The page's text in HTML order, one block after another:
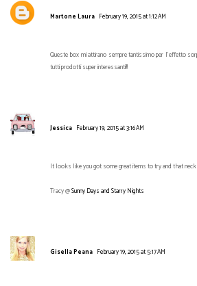
Martone Laura February 19, 2015 at 1:12 AM
Queste box mi attirano sempre tantissimo per l'effetto
tutti prodotti super interessanti!!!
Jessica February 19, 2015 at 3:16 AM
It looks like you got some great items to try and that
Tracy @Sunny Days and Starry Nights
Gisella Peana February 19, 2015 at 5:17 AM